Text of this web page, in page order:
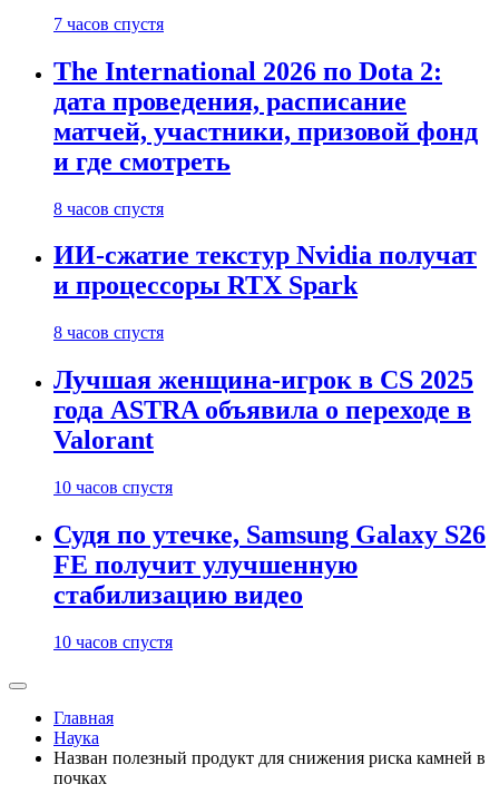
7 часов спустя
The International 2026 по Dota 2:
дата проведения, расписание
матчей, участники, призовой фонд
и где смотреть
8 часов спустя
ИИ-сжатие текстур Nvidia получат
и процессоры RTX Spark
8 часов спустя
Лучшая женщина-игрок в CS 2025
года ASTRA объявила о переходе в
Valorant
10 часов спустя
Судя по утечке, Samsung Galaxy S26
FE получит улучшенную
стабилизацию видео
10 часов спустя
Главная
Наука
Назван полезный продукт для снижения риска камней в
почках